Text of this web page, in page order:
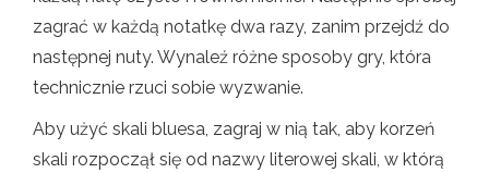
zagrać w każdą notatkę dwa razy, zanim przejdź do
następnej nuty. Wynaleź różne sposoby gry, która
technicznie rzuci sobie wyzwanie.
Aby użyć skali bluesa, zagraj w nią tak, aby korzeń
skali rozpoczął się od nazwy literowej skali, w którą